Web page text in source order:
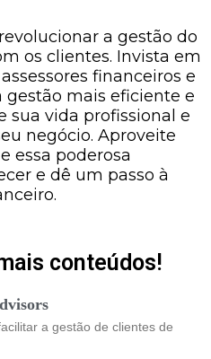
a gestão do
os clientes. Invista em
financeiros e
mais eficiente e
sua vida profissional e
negócio. Aproveite
essa poderosa
e dê um passo à
conteúdos!
a gestão de clientes de